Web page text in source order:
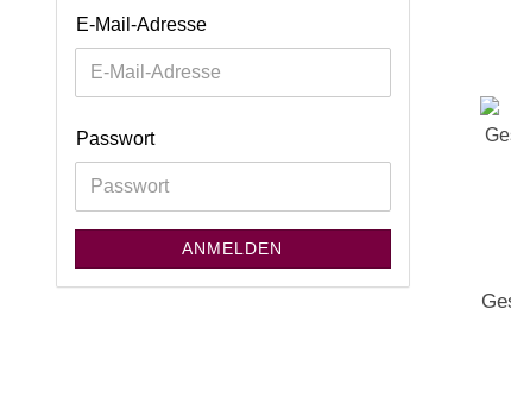
E-Mail-Adresse
Passwort
ANMELDEN